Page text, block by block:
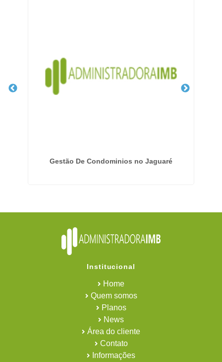
Gestão De Condominios no Jaguaré
Institucional
Home
Quem somos
Planos
News
Área do cliente
Contato
Informações